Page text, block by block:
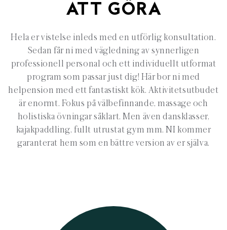
ATT GÖRA
Hela er vistelse inleds med en utförlig konsultation.
Sedan får ni med vägledning av synnerligen
professionell personal och ett individuellt utformat
program som passar just dig! Här bor ni med
helpension med ett fantastiskt kök. Aktivitetsutbudet
är enormt. Fokus på välbefinnande, massage och
holistiska övningar såklart. Men även dansklasser,
kajakpaddling, fullt utrustat gym mm. NI kommer
garanterat hem som en bättre version av er själva.